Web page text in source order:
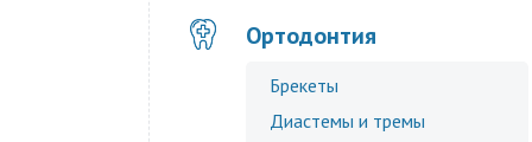
Ортодонтия
Брекеты
Диастемы и тремы